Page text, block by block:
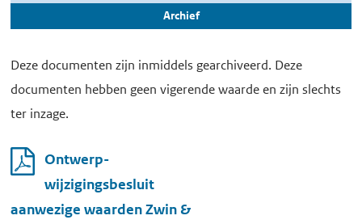
Archief
Deze documenten zijn inmiddels gearchiveerd. Deze
documenten hebben geen vigerende waarde en zijn slechts
ter inzage.
Ontwerp-
wijzigingsbesluit
aanwezige waarden Zwin &